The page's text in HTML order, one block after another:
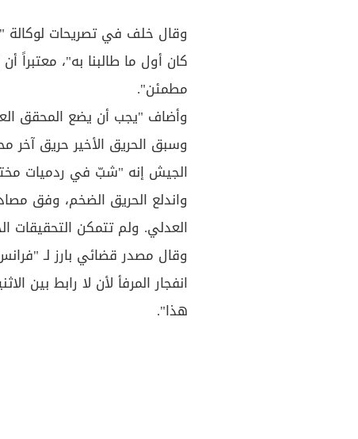
وقال خلف في تصريحات لوكالة
كان أول ما طالبنا به"،
مطمئن".
وأضاف "يجب أن يضع المحقق
وسبق الحريق الأخير حريق آخر
الجيش إنه "شبّ في ردميات
واندلع الحريق الضخم، وفق
العدلي. ولم تتمكن التحقيقات
وقال مصدر قضائي بارز لـ
انفجار المرفأ لأن لا رابط بين
هذا".